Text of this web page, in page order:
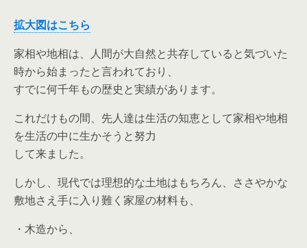
拡大図はこちら
家相や地相は、人間が大自然と共存していると気づいた
時から始まったと言われており、
すでに何千年もの歴史と実績があります。
これだけもの間、先人達は生活の知恵として家相や地相
を生活の中に生かそうと努力
して来ました。
しかし、現代では理想的な土地はもちろん、ささやかな
敷地さえ手に入り難く家屋の材料も、
・木造から、